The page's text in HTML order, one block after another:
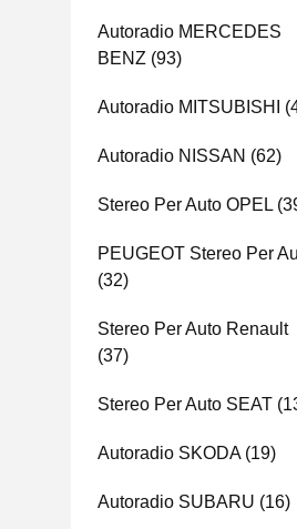
Autoradio MERCEDES
BENZ (93)
Autoradio MITSUBISHI
Autoradio NISSAN (62)
Stereo Per Auto OPEL
PEUGEOT Stereo Per
(32)
Stereo Per Auto Renault
(37)
Stereo Per Auto SEAT
Autoradio SKODA(19)
Autoradio SUBARU (16)